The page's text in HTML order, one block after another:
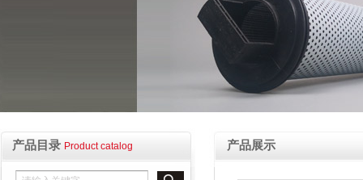
产品目录 Product catalog 产品展示